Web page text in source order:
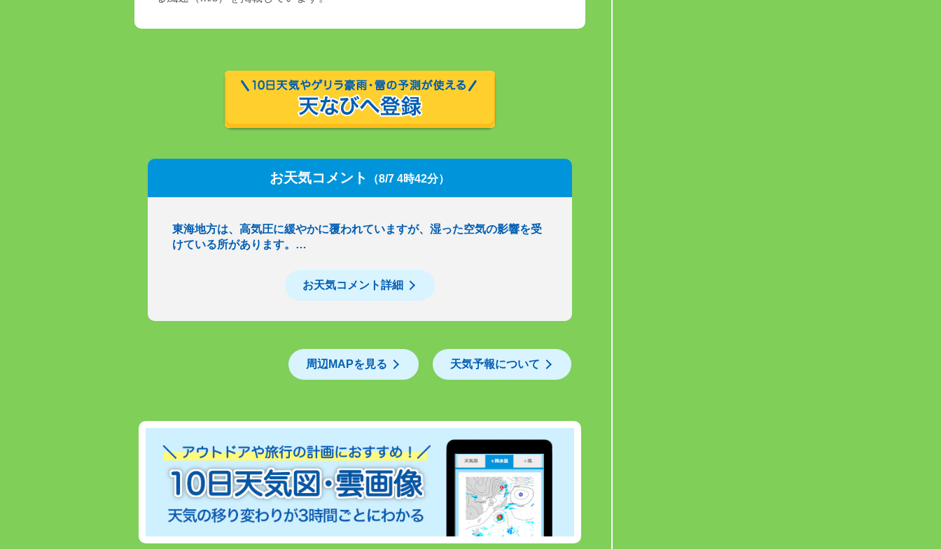
お天気コメント （8/7 4時42分）
東海地方は、高気圧に緩やかに覆われていますが、湿った空気の影響を受
けている所があります。…
お天気コメント詳細
周辺MAPを見る 天気予報について